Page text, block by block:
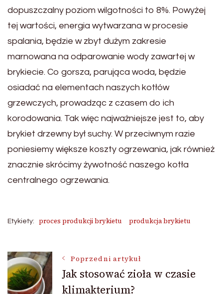
dopuszczalny poziom wilgotności to 8%. Powyżej
tej wartości, energia wytwarzana w procesie
spalania, będzie w zbyt dużym zakresie
marnowana na odparowanie wody zawartej w
brykiecie. Co gorsza, parująca woda, będzie
osiadać na elementach naszych kotłów
grzewczych, prowadząc z czasem do ich
korodowania. Tak więc najważniejsze jest to, aby
brykiet drzewny był suchy. W przeciwnym razie
poniesiemy większe koszty ogrzewania, jak również
znacznie skrócimy żywotność naszego kotła
centralnego ogrzewania.
Etykiety: proces produkcji brykietu produkcja brykietu
NawigacjaPoprzedni artykuł
Jak stosować zioła w czasie
klimakterium?